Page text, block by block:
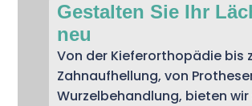
Gestalten Sie Ihr
neu
Von der Kieferorthopädie bis
Zahnaufhellung, von
Wurzelbehandlung, bieten